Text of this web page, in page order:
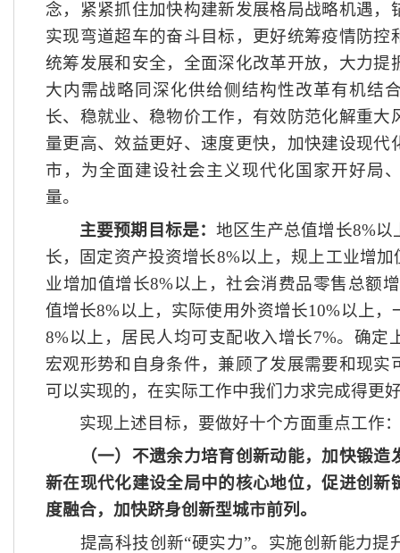
念，紧紧抓住加快构建新发展格局战略机遇，
实现弯道超车的奋斗目标，更好统筹疫情防控
统筹发展和安全，全面深化改革开放，大力提
大内需战略同深化供给侧结构性改革有机结
长、稳就业、稳物价工作，有效防范化解重大
量更高、效益更好、速度更快，加快建设现代
市，为全面建设社会主义现代化国家开好局
量。
主要预期目标是： 地区生产总值增长8%以
长，固定资产投资增长8%以上，规上工业增
业增加值增长8%以上，社会消费品零售总额
值增长8%以上，实际使用外资增长10%以上
8%以上，居民人均可支配收入增长7%。确定
宏观形势和自身条件，兼顾了发展需要和现实
可以实现的，在实际工作中我们力求完成得更
实现上述目标，要做好十个方面重点工作
（一）不遗余力培育创新动能，加快锻
新在现代化建设全局中的核心地位，促进创新
度融合，加快跻身创新型城市前列。
提高科技创新“硬实力”。实施创新能力提